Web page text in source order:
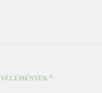
VÉLEMÉNYEK 0